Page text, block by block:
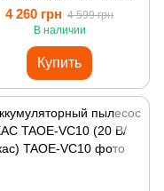
каркас)
4 260 грн 4 599 грн
В наличии
Купить